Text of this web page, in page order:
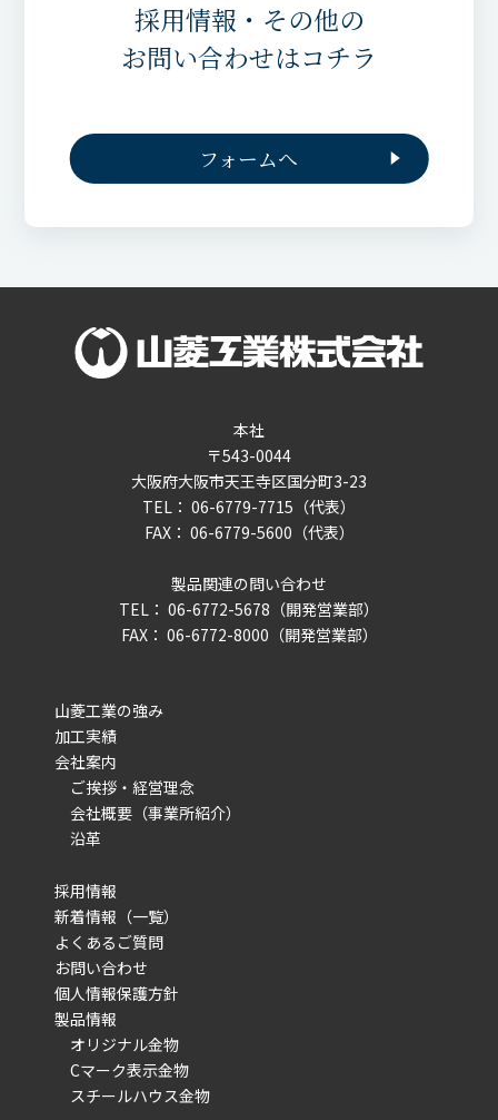
採用情報・その他の
お問い合わせはコチラ
フォームへ
本社
〒543-0044
大阪府大阪市天王寺区国分町3-23
TEL： 06-6779-7715（代表）
FAX： 06-6779-5600（代表）
製品関連の問い合わせ
TEL： 06-6772-5678（開発営業部）
FAX： 06-6772-8000（開発営業部）
山菱工業の強み
加工実績
会社案内
ご挨拶・経営理念
会社概要（事業所紹介）
沿革
採用情報
新着情報（一覧）
よくあるご質問
お問い合わせ
個人情報保護方針
製品情報
オリジナル金物
Cマーク表示金物
スチールハウス金物